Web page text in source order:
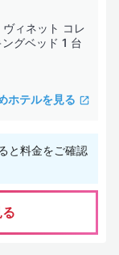
ィネット コレ
グベッド 1 台
ホテルを見る
と料金をご確認